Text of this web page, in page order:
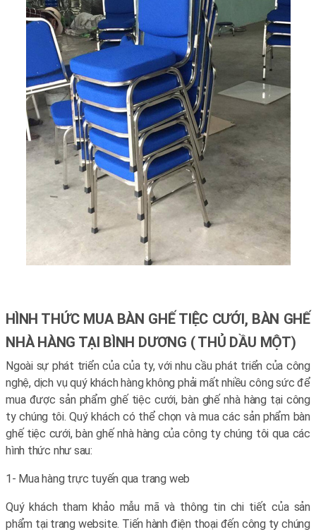
HÌNH THỨC MUA BÀN GHẾ TIỆC CƯỚI, BÀN GHẾ
NHÀ HÀNG TẠI BÌNH DƯƠNG ( THỦ DẦU MỘT)
Ngoài sự phát triển của của ty, với nhu cầu phát triển của công
nghệ, dịch vụ quý khách hàng không phải mất nhiều công sức để
mua được sản phẩm ghế tiệc cưới, bàn ghế nhà hàng tại công
ty chúng tôi. Quý khách có thể chọn và mua các sản phẩm bàn
ghế tiệc cưới, bàn ghế nhà hàng của công ty chúng tôi qua các
hình thức như sau:
1- Mua hàng trực tuyến qua trang web
Quý khách tham khảo mẫu mã và thông tin chi tiết của sản
phẩm tại trang website. Tiến hành điện thoại đến công ty chúng